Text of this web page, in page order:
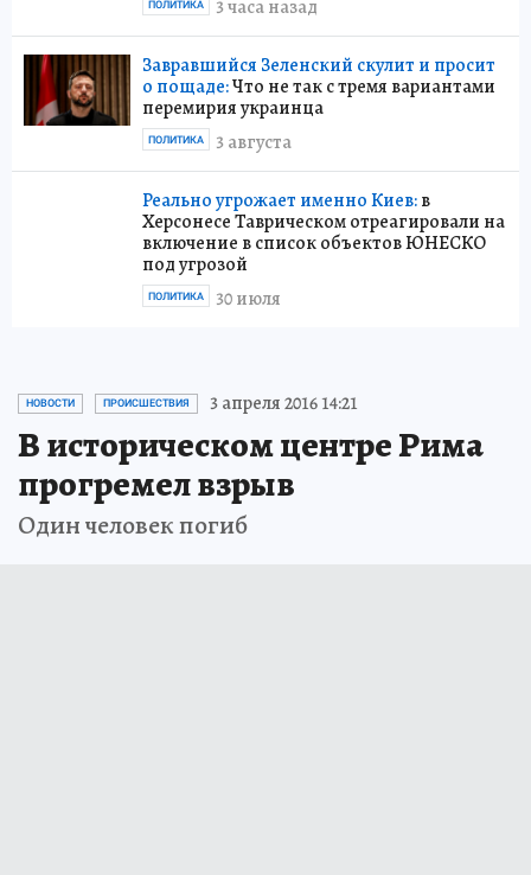
3 часа назад
ПОЛИТИКА
Завравшийся Зеленский скулит и просит
о пощаде:Что не так с тремя вариантами
перемирия украинца
3 августа
ПОЛИТИКА
Реально угрожает именно Киев:в
Херсонесе Таврическом отреагировали на
включение в список объектов ЮНЕСКО
под угрозой
30 июля
ПОЛИТИКА
НОВОСТИ ПРОИСШЕСТВИЯ 3 апреля 2016 14:21
В историческом центре Рима
прогремел взрыв
Один человек погиб